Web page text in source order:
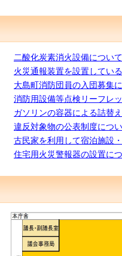
二酸化炭素消火設備について
火災通報装置を設置してい
大島町消防団員の入団募集
消防用設備等点検リーフレ
ガソリンの容器による詰替
違反対象物の公表制度につ
古民家を利用して宿泊施設
住宅用火災警報器の設置に